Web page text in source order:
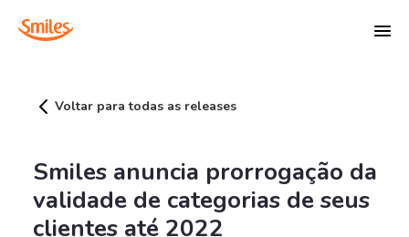
Voltar para todas as releases
Smiles anuncia prorrogação da
validade de categorias de seus
clientes até 2022